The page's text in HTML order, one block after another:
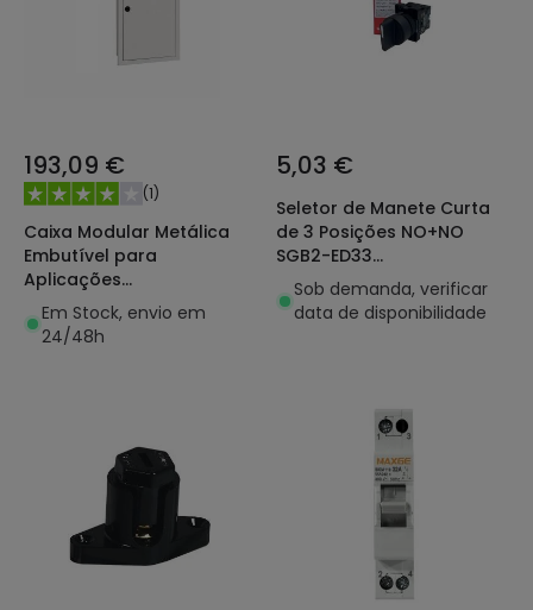
193,09 €
(1)
Caixa Modular Metálica
Embutível para
Aplicações
Industriais/Terciárias
MAXGE GARDENA
Em Stock, envio em
24/48h
5,03 €
Seletor de Manete Curta
de 3 Posições NO+NO
SGB2-ED33
Industrial/Terciário/
MAXGE
Sob demanda, verificar
data de disponibilidade